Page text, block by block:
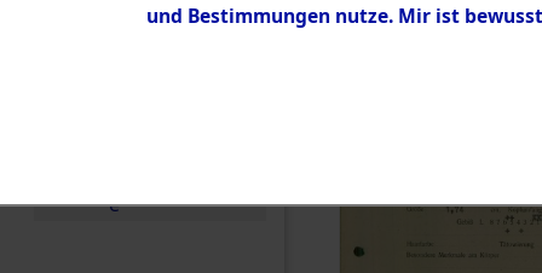
Todesmärsch
e
und Bestimmungen nutze. Mir ist